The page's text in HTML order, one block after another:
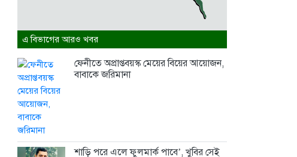
এ বিভাগের আরও খবর
ফেনীতে অপ্রাপ্তবয়স্ক মেয়ের বিয়ের আয়োজন,
বাবাকে জরিমানা
শাড়ি পরে এলে ফুলমার্ক পাবে’, খুবির সেই